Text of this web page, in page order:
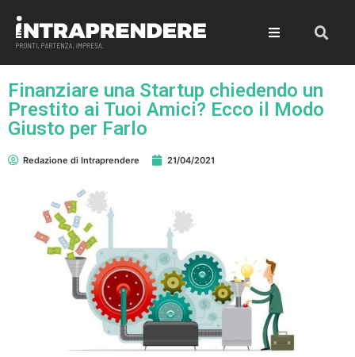
Finanziare una Startup chiedendo un
Prestito ai Tuoi Amici? Ecco il Modo
Giusto per Farlo
Redazione di Intraprendere 21/04/2021